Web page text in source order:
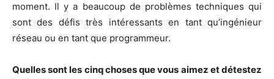
moment. Il y a beaucoup de problèmes techniques qui
sont des défis très intéressants en tant qu’ingénieur
réseau ou en tant que programmeur.
Quelles sont les cinq choses que vous aimez et détestez